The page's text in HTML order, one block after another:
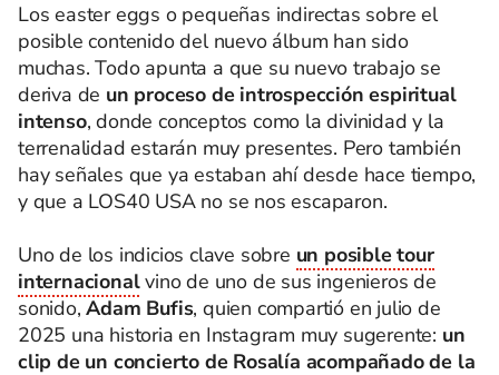
Los easter eggs o pequeñas indirectas sobre el
posible contenido del nuevo álbum han sido
muchas. Todo apunta a que su nuevo trabajo se
deriva de un proceso de introspección espiritual
intenso, donde conceptos como la divinidad y la
terrenalidad estarán muy presentes. Pero también
hay señales que ya estaban ahí desde hace tiempo,
y que a LOS40 USA no se nos escaparon.
Uno de los indicios clave sobre un posible tour
internacionalvino de uno de sus ingenieros de
sonido,Adam Bufis, quien compartió en julio de
2025 una historia en Instagram muy sugerente: un
clip de un concierto de Rosalía acompañado de la